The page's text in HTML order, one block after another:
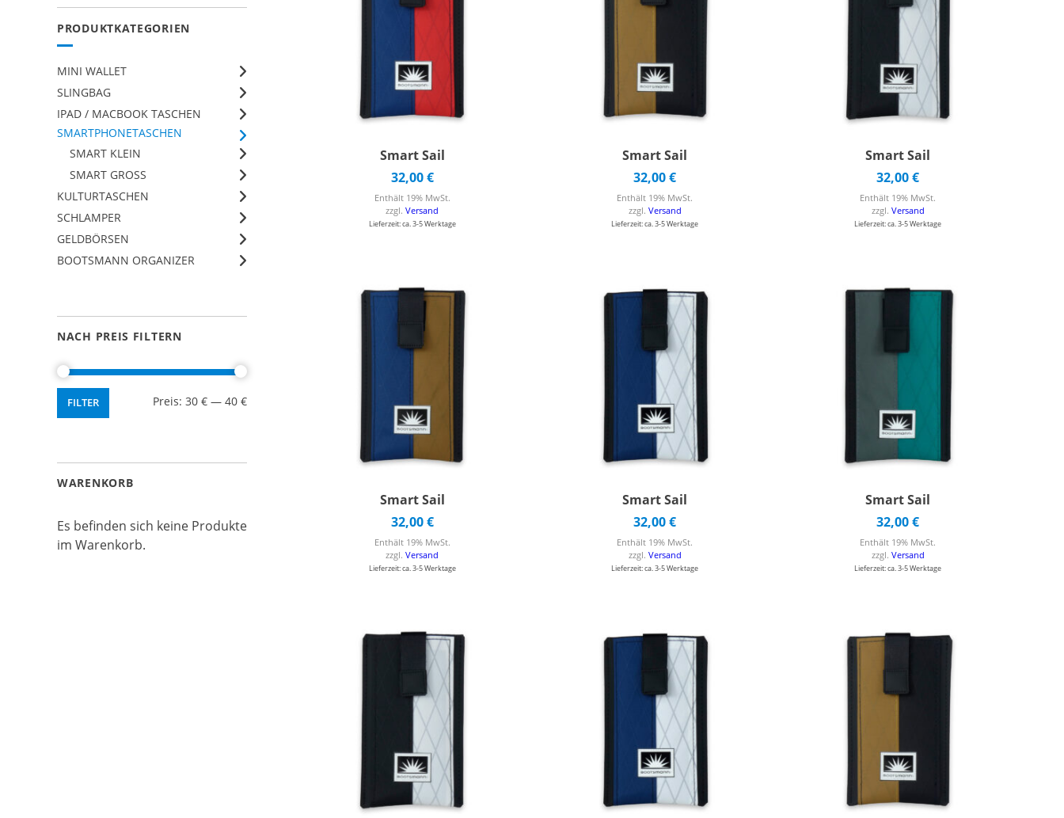
Smart Sail
32,00€
Enthält 19% MwSt.
zzgl.Versand
Lieferzeit: ca. 3-5 Werktage
Smart Sail
32,00€
Enthält 19% MwSt.
zzgl. Versand
Lieferzeit: ca. 3-5 Werktage
Smart Sail
32,00€
Enthält 19% MwSt.
zzgl. Versand
Lieferzeit: ca. 3-5 Werktage
Smart Sail
32,00€
Enthält 19% MwSt.
zzgl.Versand
Lieferzeit: ca. 3-5 Werktage
Smart Sail
32,00€
Enthält 19% MwSt.
zzgl. Versand
Lieferzeit: ca. 3-5 Werktage
Smart Sail
32,00€
Enthält 19% MwSt.
zzgl. Versand
Lieferzeit: ca. 3-5 Werktage
PRODUKTKATEGORIEN
MINI WALLET
SLINGBAG
IPAD / MACBOOK TASCHEN
SMARTPHONETASCHEN
SMART KLEIN
SMART GROSS
KULTURTASCHEN
SCHLAMPER
GELDBÖRSEN
BOOTSMANN ORGANIZER
NACH PREIS FILTERN
Min.
Max.
FILTER Preis: 30 €— 40 €
WARENKORB
Es befinden sich keine Produkte
im Warenkorb.